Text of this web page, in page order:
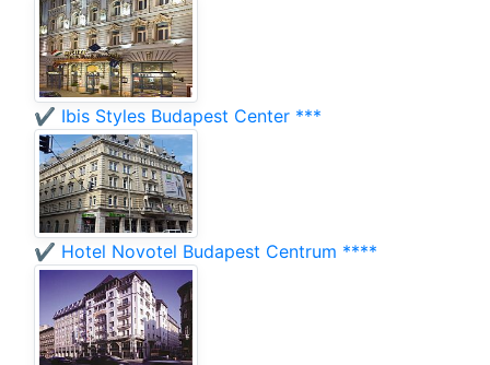
✔️ Ibis Styles Budapest Center ***
✔️ Hotel Novotel Budapest Centrum ****